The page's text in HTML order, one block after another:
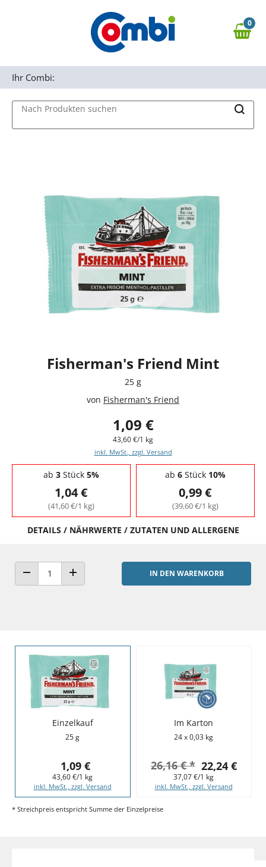
Zur Navigation springen
0,00 €
0
Nach Produkten suchen
Ihr Combi:
Fisherman's Friend Mint
25 g
von Fisherman's Friend
1,09 €
43,60 €/1 kg
inkl. MwSt., zzgl. Versand
Staffelpreise - Mengenrabatt
ab 3Stück 5%
1,04 €
(41,60 €/1 kg)
ab 6Stück 10%
0,99 €
(39,60 €/1 kg)
DETAILS / NÄHRWERTE / ZUTATEN UND ALLERGENE
ANZAHL VERRINGERNANZAHL ERHÖHEN
IN DEN WARENKORB
Einzelkauf
25 g
1,09 €
43,60 €/1 kg
inkl. MwSt., zzgl. Versand
Im Karton
24 x 0,03 kg
22,24 €
26,16 € *
37,07 €/1 kg
inkl. MwSt., zzgl. Versand
* Streichpreis entspricht Summe der Einzelpreise